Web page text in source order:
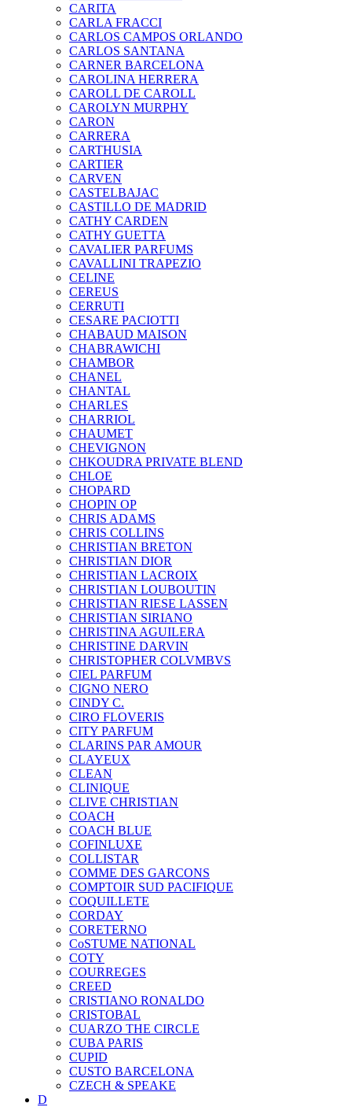
CARITA
CARLA FRACCI
CARLOS CAMPOS ORLANDO
CARLOS SANTANA
CARNER BARCELONA
CAROLINA HERRERA
CAROLL DE CAROLL
CAROLYN MURPHY
CARON
CARRERA
CARTHUSIA
CARTIER
CARVEN
CASTELBAJAC
CASTILLO DE MADRID
CATHY CARDEN
CATHY GUETTA
CAVALIER PARFUMS
CAVALLINI TRAPEZIO
CELINE
CEREUS
CERRUTI
CESARE PACIOTTI
CHABAUD MAISON
CHABRAWICHI
CHAMBOR
CHANEL
CHANTAL
CHARLES
CHARRIOL
CHAUMET
CHEVIGNON
CHKOUDRA PRIVATE BLEND
CHLOE
CHOPARD
CHOPIN OP
CHRIS ADAMS
CHRIS COLLINS
CHRISTIAN BRETON
CHRISTIAN DIOR
CHRISTIAN LACROIX
CHRISTIAN LOUBOUTIN
CHRISTIAN RIESE LASSEN
CHRISTIAN SIRIANO
CHRISTINA AGUILERA
CHRISTINE DARVIN
CHRISTOPHER COLVMBVS
CIEL PARFUM
CIGNO NERO
CINDY C.
CIRO FLOVERIS
CITY PARFUM
CLARINS PAR AMOUR
CLAYEUX
CLEAN
CLINIQUE
CLIVE CHRISTIAN
COACH
COACH BLUE
COFINLUXE
COLLISTAR
COMME DES GARCONS
COMPTOIR SUD PACIFIQUE
COQUILLETE
CORDAY
CORETERNO
CoSTUME NATIONAL
COTY
COURREGES
CREED
CRISTIANO RONALDO
CRISTOBAL
CUARZO THE CIRCLE
CUBA PARIS
CUPID
CUSTO BARCELONA
CZECH & SPEAKE
D